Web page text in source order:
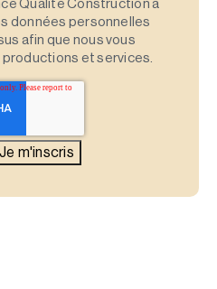
Qualité Construction à
données personnelles
afin que nous vous
et services.